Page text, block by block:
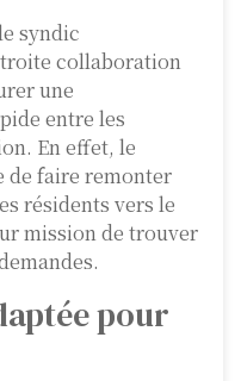
syndic
collaboration
une
entre les
En effet, le
de faire remonter
résidents vers le
mission de trouver
pour